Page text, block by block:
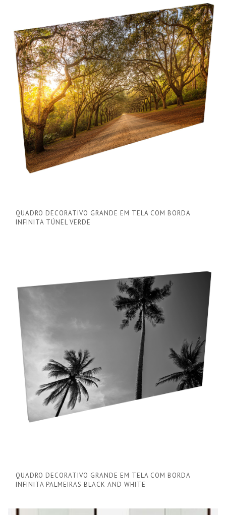
QUADRO DECORATIVO GRANDE EM TELA COM BORDA
INFINITA TÚNEL VERDE
QUADRO DECORATIVO GRANDE EM TELA COM BORDA
INFINITA PALMEIRAS BLACK AND WHITE